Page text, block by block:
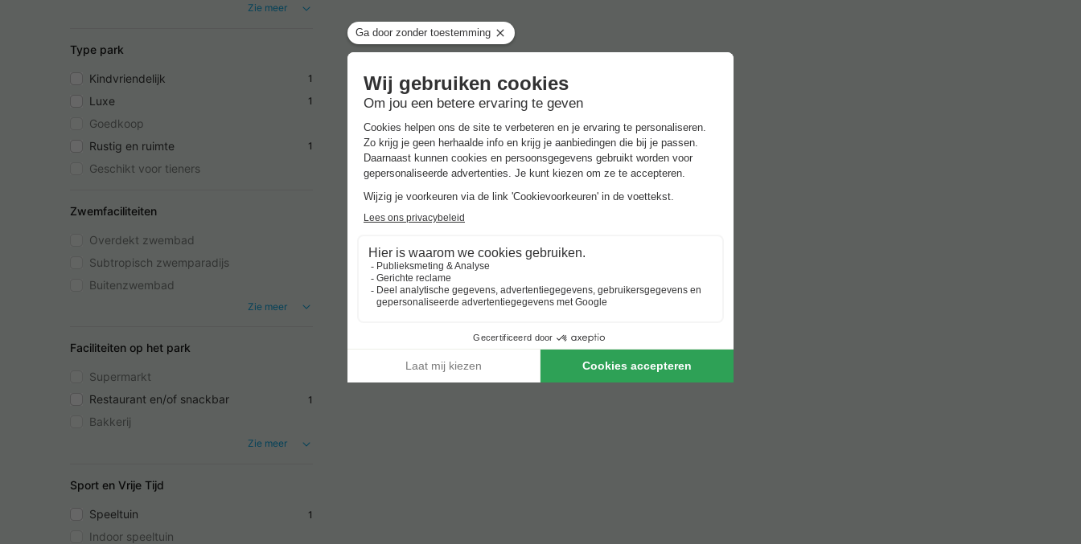
Zie meer
Type park
Kindvriendelijk 1
Luxe 1
Goedkoop
Rustig en ruimte
1
Geschikt voor tieners
Zwemfaciliteiten
Overdekt zwembad
Subtropisch zwemparadijs
Buitenzwembad
Zie meer
Faciliteiten op het park
Supermarkt
Restaurant en/of snackbar
1
Bakkerij
Zie meer
Sport en Vrije Tijd
Speeltuin 1
Indoor speeltuin